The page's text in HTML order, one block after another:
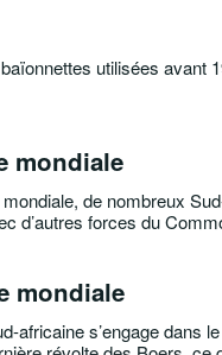
utilisées avant
mondiale
de nombreux
d’autres forces du
mondiale
africaine s’engage